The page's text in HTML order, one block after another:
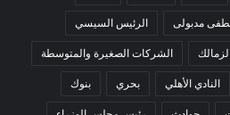
مدبولى الرئيس السيسي
الشركات الصغيرة والمتوسطة
النادي الأهلي بحري بنوك